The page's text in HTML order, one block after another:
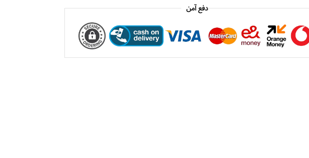
دفع آمن